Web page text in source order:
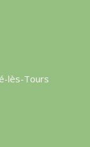
lès-Tours